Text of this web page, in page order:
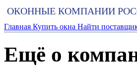
ОКОННЫЕ КОМПАНИИ
Главная Купить окна Найти
Ещё о